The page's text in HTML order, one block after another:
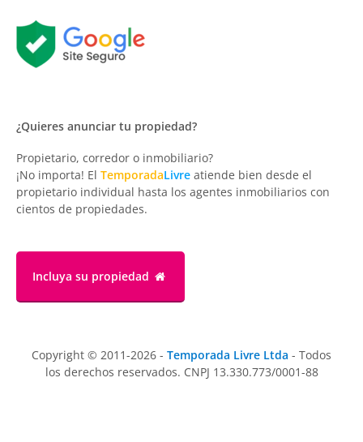
¿Quieres anunciar tu propiedad?
Propietario, corredor o inmobiliario?
¡No importa! El TemporadaLivre atiende bien desde el
propietario individual hasta los agentes inmobiliarios con
cientos de propiedades.
Incluya su propiedad
Copyright © 2011-2026 - Temporada Livre Ltda - Todos
los derechos reservados. CNPJ 13.330.773/0001-88